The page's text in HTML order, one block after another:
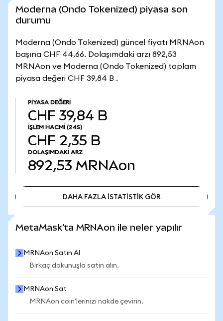
Moderna (Ondo Tokenized) piyasa son
durumu
Moderna (Ondo Tokenized) güncel fiyatı MRNAon
başına CHF 44,66. Dolaşımdaki arzı 892,53
MRNAon ve Moderna (Ondo Tokenized) toplam
piyasa değeri CHF 39,84 B .
PIYASA DEĞERI
CHF 39,84 B
İŞLEM HACMI (24S)
CHF 2,35 B
DOLAŞIMDAKI ARZ
892,53 MRNAon
DAHA FAZLA İSTATİSTİK GÖR
MetaMask'ta MRNAon ile neler yapılır
MRNAon Satın Al
Birkaç dokunuşla satın alın.
MRNAon Sat
MRNAon coin'lerinizi nakde çevirin.